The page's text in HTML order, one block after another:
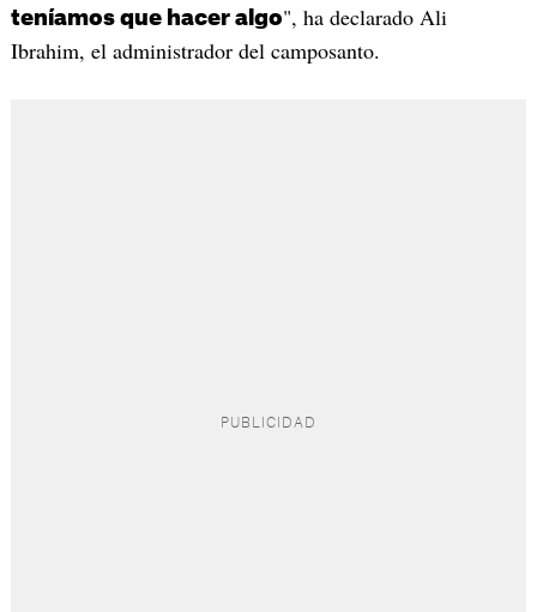
teníamos que hacer algo", ha declarado Ali
Ibrahim, el administrador del camposanto.